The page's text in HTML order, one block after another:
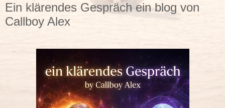
Ein klärendes Gespräch ein blog von
Callboy Alex